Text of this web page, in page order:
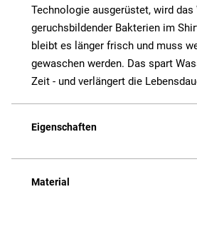
Technologie ausgerüstet, wird das
geruchsbildender Bakterien im
bleibt es länger frisch und muss
gewaschen werden. Das spart
Zeit - und verlängert die
Eigenschaften
Material